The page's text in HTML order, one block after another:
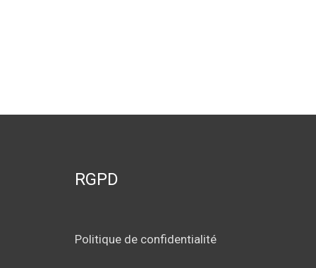
RGPD
Politique de confidentialité